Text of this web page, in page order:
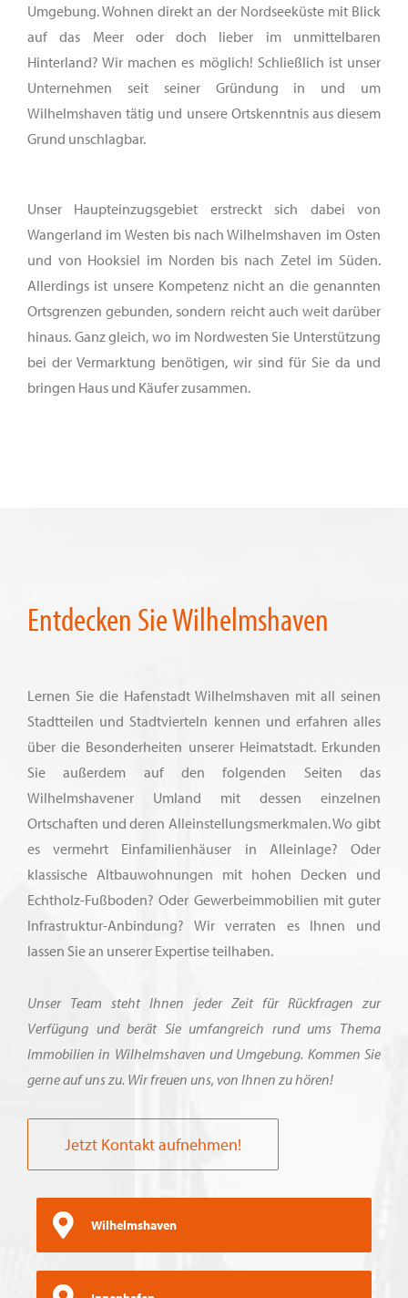
Umgebung. Wohnen direkt an der Nordseeküste mit Blick
auf das Meer oder doch lieber im unmittelbaren
Hinterland? Wir machen es möglich! Schließlich ist unser
Unternehmen seit seiner Gründung in und um
Wilhelmshaven tätig und unsere Ortskenntnis aus diesem
Grund unschlagbar.
Unser Haupteinzugsgebiet erstreckt sich dabei von
Wangerland im Westen bis nach Wilhelmshaven im Osten
und von Hooksiel im Norden bis nach Zetel im Süden.
Allerdings ist unsere Kompetenz nicht an die genannten
Ortsgrenzen gebunden, sondern reicht auch weit darüber
hinaus. Ganz gleich, wo im Nordwesten Sie Unterstützung
bei der Vermarktung benötigen, wir sind für Sie da und
bringen Haus und Käufer zusammen.
Entdecken Sie Wilhelmshaven
Lernen Sie die Hafenstadt Wilhelmshaven mit all seinen
Stadtteilen und Stadtvierteln kennen und erfahren alles
über die Besonderheiten unserer Heimatstadt. Erkunden
Sie außerdem auf den folgenden Seiten das
Wilhelmshavener Umland mit dessen einzelnen
Ortschaften und deren Alleinstellungsmerkmalen. Wo gibt
es vermehrt Einfamilienhäuser in Alleinlage? Oder
klassische Altbauwohnungen mit hohen Decken und
Echtholz-Fußboden? Oder Gewerbeimmobilien mit guter
Infrastruktur-Anbindung? Wir verraten es Ihnen und
lassen Sie an unserer Expertise teilhaben.
Unser Team steht Ihnen jeder Zeit für Rückfragen zur
Verfügung und berät Sie umfangreich rund ums Thema
Immobilien in Wilhelmshaven und Umgebung. Kommen Sie
gerne auf uns zu. Wir freuen uns, von Ihnen zu hören!
Jetzt Kontakt aufnehmen!
Wilhelmshaven